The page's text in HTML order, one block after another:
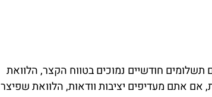
חודשיים נמוכים בטווח הקצר, הלוואת
אם אתם מעדיפים יציבות וודאות, הלוואת שפיצר